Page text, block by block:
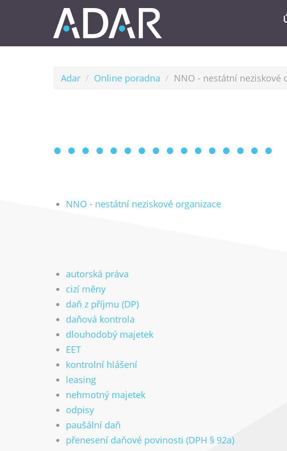
Adar Online poradna NNO - nestátní neziskové
NNO - nestátní neziskové organizace
autorská práva
cizí měny
daň z příjmu (DP)
daňová kontrola
dlouhodobý majetek
EET
kontrolní hlášení
leasing
nehmotný majetek
odpisy
paušální daň
přenesení daňové povinosti (DPH § 92a)